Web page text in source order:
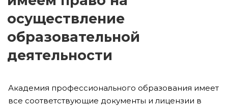
осуществление
образовательной
деятельности
Академия профессионального образования имеет
все соответствующие документы и лицензии в